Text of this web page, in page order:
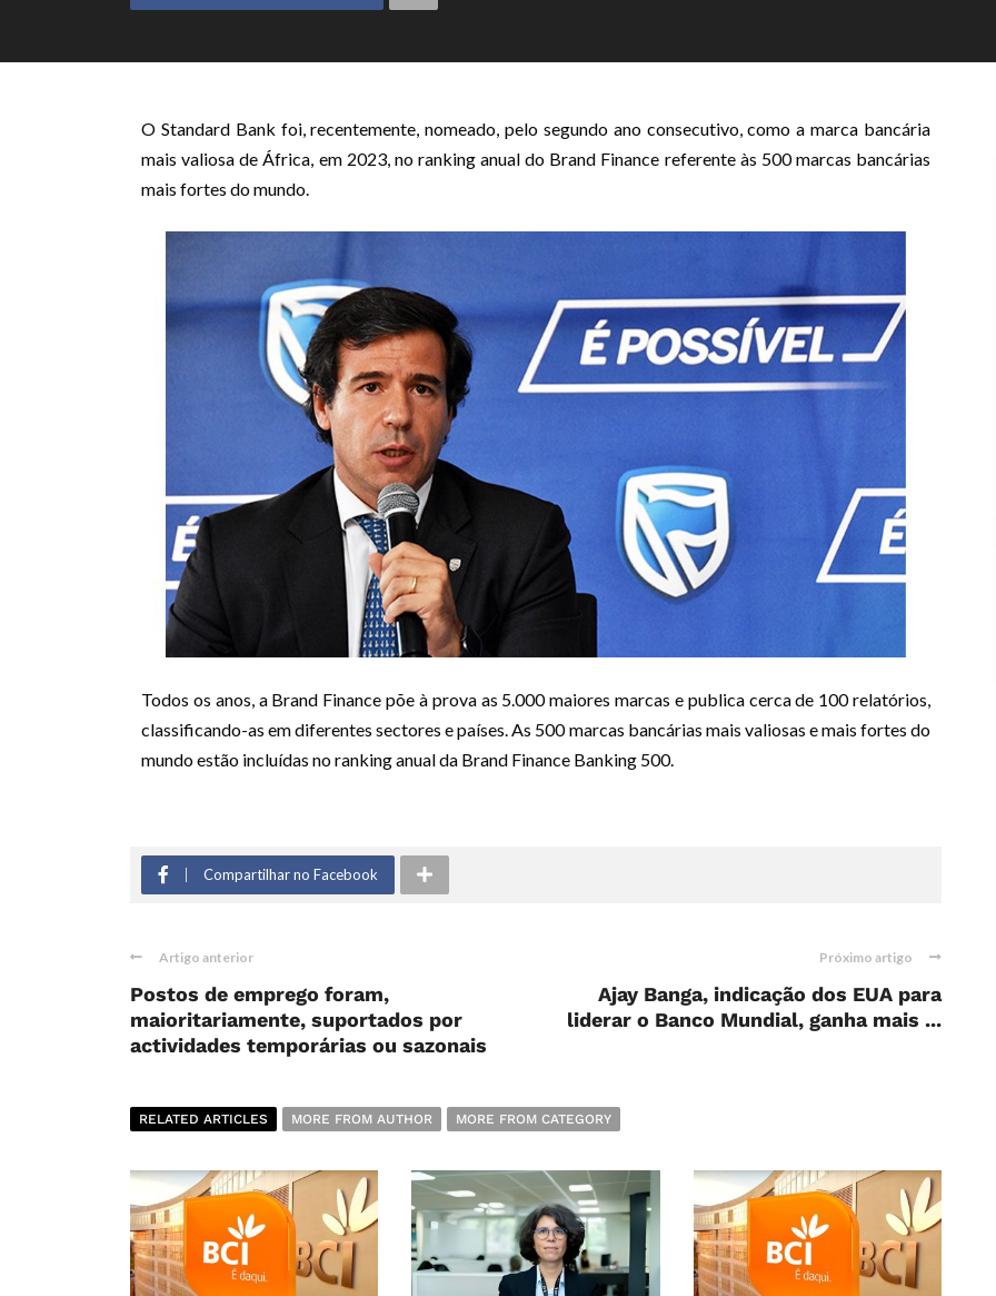
O Standard Bank foi, recentemente, nomeado, pelo segundo ano consecutivo, como a marca bancária
mais valiosa de África, em 2023, no ranking anual do Brand Finance referente às 500 marcas bancárias
mais fortes do mundo.
Todos os anos, a Brand Finance põe à prova as 5.000 maiores marcas e publica cerca de 100 relatórios,
classificando-as em diferentes sectores e países. As 500 marcas bancárias mais valiosas e mais fortes do
mundo estão incluídas no ranking anual da Brand Finance Banking 500.
Compartilhar no Facebook
Artigo anterior
Postos de emprego foram,
maioritariamente, suportados por
actividades temporárias ou sazonais
Próximo artigo
Ajay Banga, indicação dos EUA para
liderar o Banco Mundial, ganha mais ...
RELATED ARTICLES MORE FROM AUTHOR MORE FROM CATEGORY